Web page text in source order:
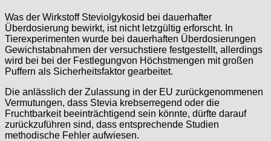
Was der Wirkstoff Steviolgykosid bei dauerhafter
Überdosierung bewirkt, ist nicht letzgültig erforscht. In
Tierexperimenten wurde bei dauerhaften Überdosierungen
Gewichstabnahmen der versuchstiere festgestellt, allerdings
wird bei bei der Festlegungvon Höchstmengen mit großen
Puffern als Sicherheitsfaktor gearbeitet.
Die anlässlich der Zulassung in der EU zurückgenommenen
Vermutungen, dass Stevia krebserregend oder die
Fruchtbarkeit beeinträchtigend sein könnte, dürfte darauf
zurückzuführen sind, dass entsprechende Studien
methodische Fehler aufwiesen.